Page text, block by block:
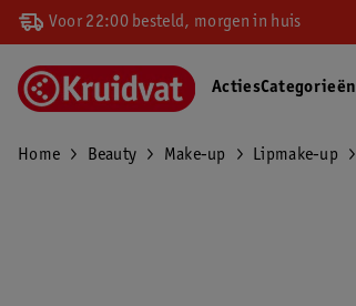
Voor 22:00 besteld, morgen in huis
ActiesCategorieën
Home Beauty Make-up Lipmake-up